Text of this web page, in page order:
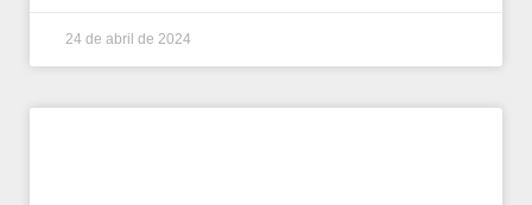
24 de abril de 2024